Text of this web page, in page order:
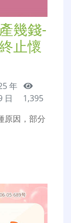
幾錢-
止懷
年
日
1,395
原因，部分